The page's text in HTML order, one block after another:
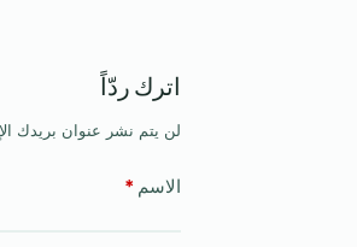
اترك ردّاً
لن يتم نشر عنوان بريدك
الاسم *